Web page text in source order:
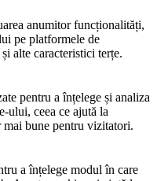
anumitor funcționalități,
pe platformele de
alte caracteristici terțe.
pentru a înțelege și analiza
ului, ceea ce ajută la
bune pentru vizitatori.
a înțelege modul în care